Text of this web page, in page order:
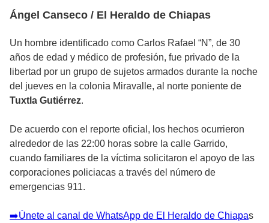
Ángel Canseco / El Heraldo de Chiapas
Un hombre identificado como Carlos Rafael “N”, de 30
años de edad y médico de profesión, fue privado de la
libertad por un grupo de sujetos armados durante la noche
del jueves en la colonia Miravalle, al norte poniente de
Tuxtla Gutiérrez.
De acuerdo con el reporte oficial, los hechos ocurrieron
alrededor de las 22:00 horas sobre la calle Garrido,
cuando familiares de la víctima solicitaron el apoyo de las
corporaciones policiacas a través del número de
emergencias 911.
➡️Únete al canal de WhatsApp de El Heraldo de Chiapas